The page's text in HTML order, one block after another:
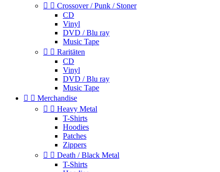
  Crossover / Punk / Stoner
CD
Vinyl
DVD / Blu ray
Music Tape
  Raritäten
CD
Vinyl
DVD / Blu ray
Music Tape
  Merchandise
  Heavy Metal
T-Shirts
Hoodies
Patches
Zippers
  Death / Black Metal
T-Shirts